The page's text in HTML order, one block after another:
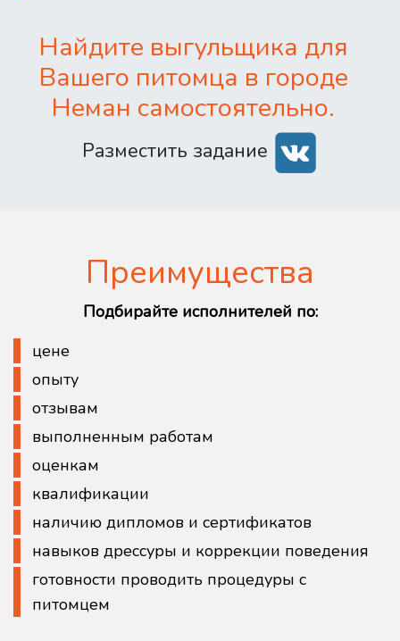
Найдите выгульщика для
Вашего питомца в городе
Неман самостоятельно.
Разместить задание
Преимущества
Подбирайте исполнителей по:
цене
опыту
отзывам
выполненным работам
оценкам
квалификации
наличию дипломов и сертификатов
навыков дрессуры и коррекции поведения
готовности проводить процедуры с
питомцем